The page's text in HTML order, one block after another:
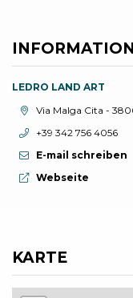
LEDRO LAND ART
aria.location:
Via Malga Cita -
aria.phone:
+39 342 756 4056
E-mail schreiben
aria.website:
Webseite
KARTE